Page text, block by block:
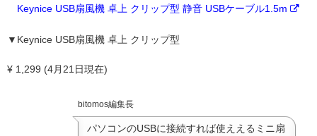
Keynice USB扇風機 卓上 クリップ型 静音 USBケーブル1.5m
▼Keynice USB扇風機 卓上 クリップ型
¥ 1,299 (4月21日現在)
bitomos編集長
パソコンのUSBに接続すれば使ええるミニ扇